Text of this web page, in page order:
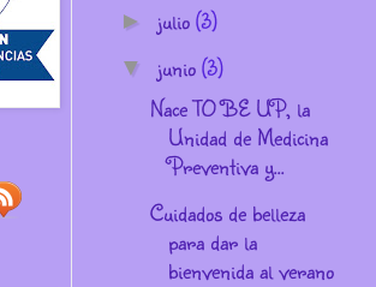
► julio(3)
▼ junio(3)
Nace TO BE UP, la
Unidad de Medicina
Preventiva y...
Cuidados de belleza
para dar la
bienvenida al verano